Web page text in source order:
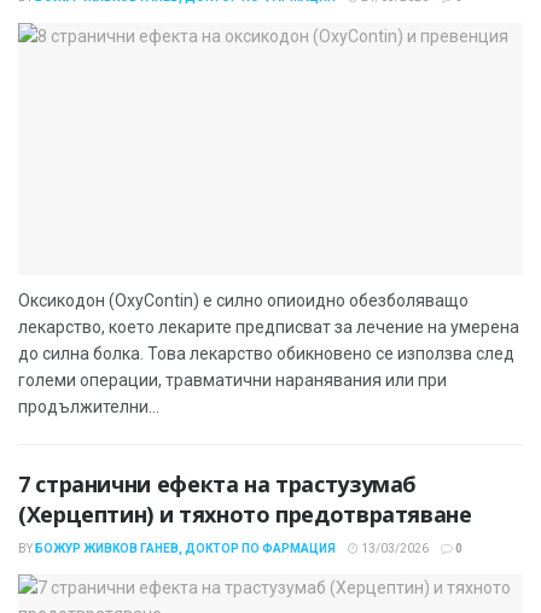
Оксикодон (OxyContin) е силно опиоидно обезболяващо
лекарство, което лекарите предписват за лечение на умерена
до силна болка. Това лекарство обикновено се използва след
големи операции, травматични наранявания или при
продължителни...
7 странични ефекта на трастузумаб
(Херцептин) и тяхното предотвратяване
BY БОЖУР ЖИВКОВ ГАНЕВ, ДОКТОР ПО ФАРМАЦИЯ 13/03/2026 0